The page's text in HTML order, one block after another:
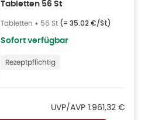
Tabletten 56 St
Tabletten • 56 St (= 35.02 €/St)
Sofort verfügbar
Rezeptpflichtig
UVP/AVP UVP/AVP:
1.961,32 €